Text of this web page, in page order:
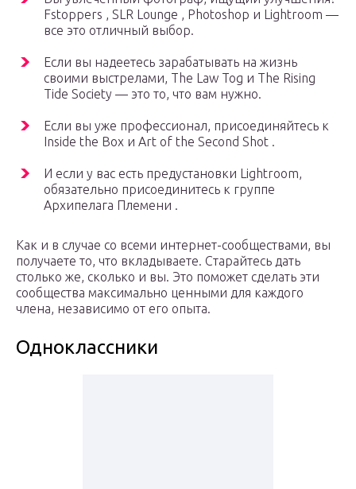
Fstoppers , SLR Lounge , Photoshop и Lightroom —
все это отличный выбор.
Если вы надеетесь зарабатывать на жизнь
своими выстрелами, The Law Tog и The Rising
Tide Society — это то, что вам нужно.
Если вы уже профессионал, присоединяйтесь к
Inside the Box и Art of the Second Shot .
И если у вас есть предустановки Lightroom,
обязательно присоединитесь к группе
Архипелага Племени .
Как и в случае со всеми интернет-сообществами, вы
получаете то, что вкладываете. Старайтесь дать
столько же, сколько и вы. Это поможет сделать эти
сообщества максимально ценными для каждого
члена, независимо от его опыта.
Одноклассники